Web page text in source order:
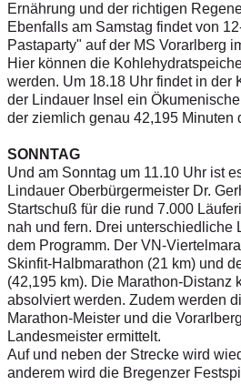
Ernährung und der richtigen
Ebenfalls am Samstag findet von
Pastaparty" auf der MS Vorarlberg
Hier können die
werden. Um 18.18 Uhr findet in der
der Lindauer Insel ein
der ziemlich genau 42,195 Minuten
SONNTAG
Und am Sonntag um 11.10 Uhr ist
Lindauer Oberbürgermeister Dr.
Startschuß für die rund 7.000
nah und fern. Drei unterschiedliche
dem Programm. Der VN-
Skinfit-Halbmarathon (21 km) und
(42,195 km). Die Marathon-Distanz
absolviert werden. Zudem werden
Marathon-Meister und die
Landesmeister ermittelt.
Auf und neben der Strecke wird
anderem wird die Bregenzer